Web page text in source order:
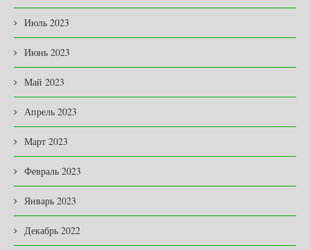
Июль 2023
Июнь 2023
Май 2023
Апрель 2023
Март 2023
Февраль 2023
Январь 2023
Декабрь 2022